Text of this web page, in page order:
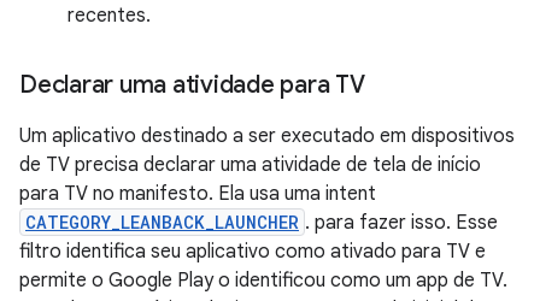
recentes.
Declarar uma atividade para TV
Um aplicativo destinado a ser executado em dispositivos
de TV precisa declarar uma atividade de tela de início
para TV no manifesto. Ela usa uma intent
CATEGORY_LEANBACK_LAUNCHER . para fazer isso. Esse
filtro identifica seu aplicativo como ativado para TV e
permite o Google Play o identificou como um app de TV.